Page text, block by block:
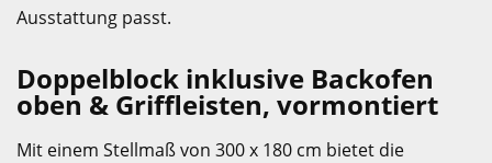
Ausstattung passt.
Doppelblock inklusive Backofen
oben & Griffleisten, vormontiert
Mit einem Stellmaß von 300 x 180 cm bietet die